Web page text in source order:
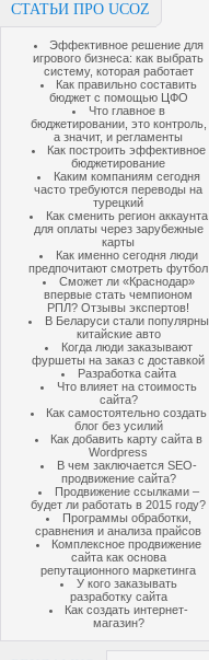
СТАТЬИ ПРО UCOZ
Эффективное решение для
игрового бизнеса: как выбрать
систему, которая работает
Как правильно составить
бюджет с помощью ЦФО
Что главное в
бюджетировании, это контроль,
а значит, и регламенты
Как построить эффективное
бюджетирование
Каким компаниям сегодня
часто требуются переводы на
турецкий
Как сменить регион аккаунта
для оплаты через зарубежные
карты
Как именно сегодня люди
предпочитают смотреть футбол
Сможет ли «Краснодар»
впервые стать чемпионом
РПЛ? Отзывы экспертов!
В Беларуси стали популярны
китайские авто
Когда люди заказывают
фуршеты на заказ с доставкой
Разработка сайта
Что влияет на стоимость
сайта?
Как самостоятельно создать
блог без усилий
Как добавить карту сайта в
Wordpress
В чем заключается SEO-
продвижение сайта?
Продвижение ссылками –
будет ли работать в 2015 году?
Программы обработки,
сравнения и анализа прайсов
Комплексное продвижение
сайта как основа
репутационного маркетинга
У кого заказывать
разработку сайта
Как создать интернет-
магазин?